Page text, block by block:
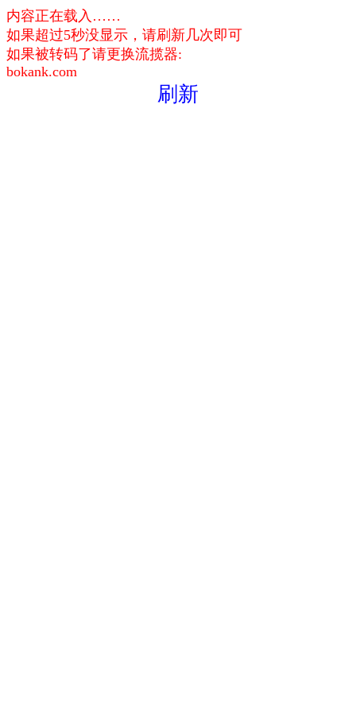
内容正在载入……
如果超过5秒没显示，请刷新几次即可
如果被转码了请更换流揽器:
bokank.com
刷新